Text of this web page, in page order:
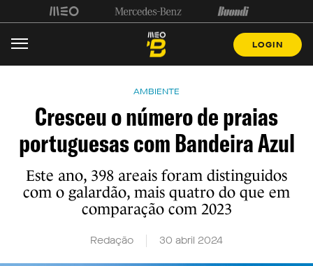
LOGIN
AMBIENTE
Cresceu o número de praias
portuguesas com Bandeira Azul
Este ano, 398 areais foram distinguidos
com o galardão, mais quatro do que em
comparação com 2023
Redação 30 abril 2024